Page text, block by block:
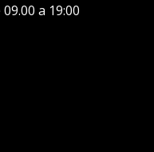
a 19:00